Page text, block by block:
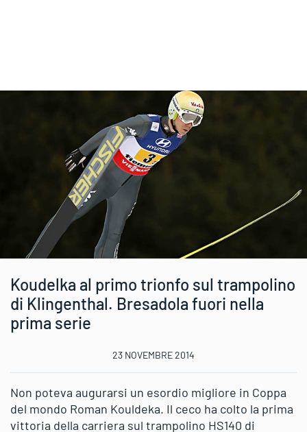
Koudelka al primo trionfo sul trampolino
di Klingenthal. Bresadola fuori nella
prima serie
23 NOVEMBRE 2014
Non poteva augurarsi un esordio migliore in Coppa
del mondo Roman Kouldeka. Il ceco ha colto la prima
vittoria della carriera sul trampolino HS140 di